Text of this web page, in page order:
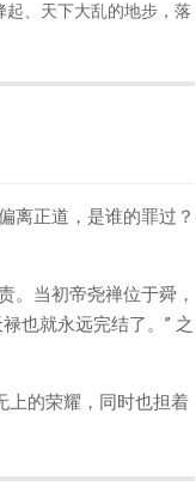
起、天下大乱的地步，落
离正道，是谁的罪过？
。当初帝尧禅位于舜，
也就永远完结了。” 之
上的荣耀，同时也担着